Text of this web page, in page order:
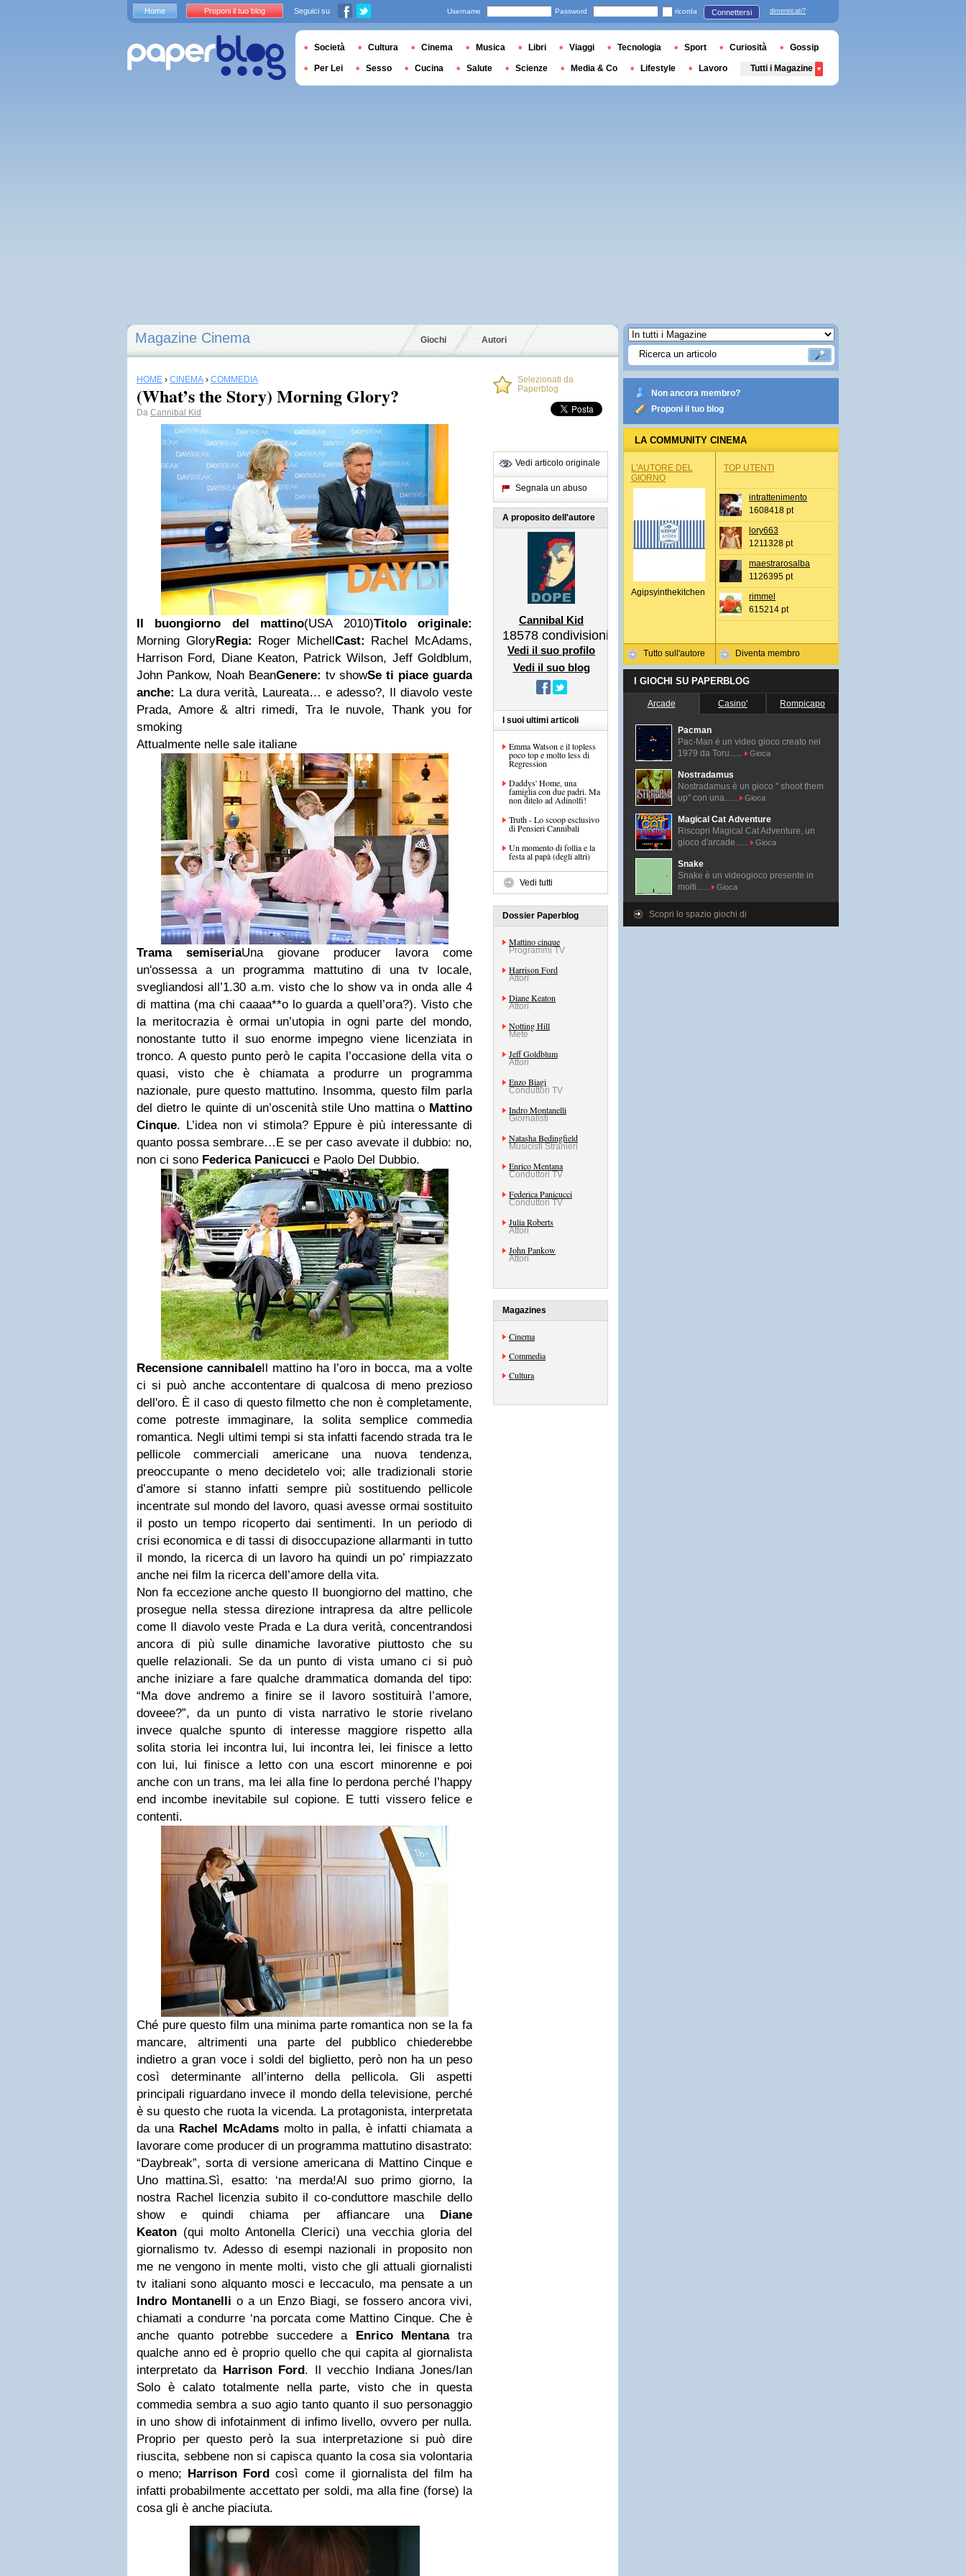
Magazine Cinema Giochi Autori
HOME › CINEMA › COMMEDIA
(What’s the Story) Morning Glory?
Da Cannibal Kid
Il buongiorno del mattino(USA 2010)Titolo originale:
Morning GloryRegia: Roger MichellCast: Rachel McAdams,
Harrison Ford, Diane Keaton, Patrick Wilson, Jeff Goldblum,
John Pankow, Noah BeanGenere: tv showSe ti piace guarda
anche: La dura verità, Laureata… e adesso?, Il diavolo veste
Prada, Amore & altri rimedi, Tra le nuvole, Thank you for
smoking
Attualmente nelle sale italiane
Trama semiseriaUna giovane producer lavora come
un'ossessa a un programma mattutino di una tv locale,
svegliandosi all’1.30 a.m. visto che lo show va in onda alle 4
di mattina (ma chi caaaa**o lo guarda a quell’ora?). Visto che
la meritocrazia è ormai un’utopia in ogni parte del mondo,
nonostante tutto il suo enorme impegno viene licenziata in
tronco. A questo punto però le capita l’occasione della vita o
quasi, visto che è chiamata a produrre un programma
nazionale, pure questo mattutino. Insomma, questo film parla
del dietro le quinte di un’oscenità stile Uno mattina o Mattino
Cinque. L’idea non vi stimola? Eppure è più interessante di
quanto possa sembrare…E se per caso avevate il dubbio: no,
non ci sono Federica Panicucci e Paolo Del Dubbio.
Recensione cannibaleIl mattino ha l’oro in bocca, ma a volte
ci si può anche accontentare di qualcosa di meno prezioso
dell'oro. È il caso di questo filmetto che non è completamente,
come potreste immaginare, la solita semplice commedia
romantica. Negli ultimi tempi si sta infatti facendo strada tra le
pellicole commerciali americane una nuova tendenza,
preoccupante o meno decidetelo voi; alle tradizionali storie
d’amore si stanno infatti sempre più sostituendo pellicole
incentrate sul mondo del lavoro, quasi avesse ormai sostituito
il posto un tempo ricoperto dai sentimenti. In un periodo di
crisi economica e di tassi di disoccupazione allarmanti in tutto
il mondo, la ricerca di un lavoro ha quindi un po’ rimpiazzato
anche nei film la ricerca dell’amore della vita.
Non fa eccezione anche questo Il buongiorno del mattino, che
prosegue nella stessa direzione intrapresa da altre pellicole
come Il diavolo veste Prada e La dura verità, concentrandosi
ancora di più sulle dinamiche lavorative piuttosto che su
quelle relazionali. Se da un punto di vista umano ci si può
anche iniziare a fare qualche drammatica domanda del tipo:
“Ma dove andremo a finire se il lavoro sostituirà l’amore,
doveee?”, da un punto di vista narrativo le storie rivelano
invece qualche spunto di interesse maggiore rispetto alla
solita storia lei incontra lui, lui incontra lei, lei finisce a letto
con lui, lui finisce a letto con una escort minorenne e poi
anche con un trans, ma lei alla fine lo perdona perché l’happy
end incombe inevitabile sul copione. E tutti vissero felice e
contenti.
Ché pure questo film una minima parte romantica non se la fa
mancare, altrimenti una parte del pubblico chiederebbe
indietro a gran voce i soldi del biglietto, però non ha un peso
così determinante all’interno della pellicola. Gli aspetti
principali riguardano invece il mondo della televisione, perché
è su questo che ruota la vicenda. La protagonista, interpretata
da una Rachel McAdamsmolto in palla, è infatti chiamata a
lavorare come producer di un programma mattutino disastrato:
“Daybreak”, sorta di versione americana di Mattino Cinque e
Uno mattina.Sì, esatto: ‘na merda!Al suo primo giorno, la
nostra Rachel licenzia subito il co-conduttore maschile dello
show e quindi chiama per affiancare una Diane
Keaton (qui molto Antonella Clerici) una vecchia gloria del
giornalismo tv. Adesso di esempi nazionali in proposito non
me ne vengono in mente molti, visto che gli attuali giornalisti
tv italiani sono alquanto mosci e leccaculo, ma pensate a un
Indro Montanelli o a un Enzo Biagi, se fossero ancora vivi,
chiamati a condurre ‘na porcata come Mattino Cinque. Che è
anche quanto potrebbe succedere a Enrico Mentanatra
qualche anno ed è proprio quello che qui capita al giornalista
interpretato da Harrison Ford. Il vecchio Indiana Jones/Ian
Solo è calato totalmente nella parte, visto che in questa
commedia sembra a suo agio tanto quanto il suo personaggio
in uno show di infotainment di infimo livello, ovvero per nulla.
Proprio per questo però la sua interpretazione si può dire
riuscita, sebbene non si capisca quanto la cosa sia volontaria
o meno; Harrison Ford così come il giornalista del film ha
infatti probabilmente accettato per soldi, ma alla fine (forse) la
cosa gli è anche piaciuta.
Selezionati da
Paperblog
Vedi articolo originale
Segnala un abuso
A proposito dell'autore
Cannibal Kid
18578 condivisioni
Vedi il suo profilo
Vedi il suo blog
I suoi ultimi articoli
Emma Watson e il topless
poco top e molto less di
Regression
Daddys' Home, una
famiglia con due padri. Ma
non ditelo ad Adinolfi!
Truth - Lo scoop esclusivo
di Pensieri Cannibali
Un momento di follia e la
festa al papà (degli altri)
Vedi tutti
Dossier Paperblog
Mattino cinque
Programmi TV
Harrison Ford
Attori
Diane Keaton
Attori
Notting Hill
Mete
Jeff Goldblum
Attori
Enzo Biagi
Conduttori TV
Indro Montanelli
Giornalisti
Natasha Bedingfield
Musicisti Stranieri
Enrico Mentana
Conduttori TV
Federica Panicucci
Conduttori TV
Julia Roberts
Attori
John Pankow
Attori
Magazines
Cinema
Commedia
Cultura
Non ancora membro?
Proponi il tuo blog
LA COMMUNITY CINEMA
L'AUTORE DEL
GIORNO
Agipsyinthekitchen
Tutto sull'autore
TOP UTENTI
intrattenimento
1608418 pt
lory663
1211328 pt
maestrarosalba
1126395 pt
rimmel
615214 pt
Diventa membro
I GIOCHI SU PAPERBLOG
Arcade Casino' Rompicapo
Pacman
Pac-Man é un video gioco creato nel
1979 da Toru......
Gioca
Nostradamus
Nostradamus è un gioco " shoot them
up" con una......
Gioca
Magical Cat Adventure
Riscopri Magical Cat Adventure, un
gioco d'arcade......
Gioca
Snake
Snake è un videogioco presente in
molti......
Gioca
Scopri lo spazio giochi di
Home Proponi il tuo blog Seguici su Username Password ricorda Connettersi dimenticati?
Società Cultura Cinema Musica Libri Viaggi Tecnologia Sport Curiosità Gossip
Per Lei Sesso Cucina Salute Scienze Media & Co Lifestyle Lavoro Tutti i Magazine